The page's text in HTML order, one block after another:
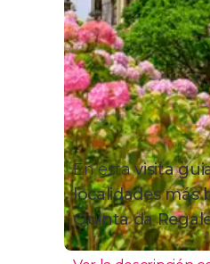
En estavisita
localidades más
Quinta da